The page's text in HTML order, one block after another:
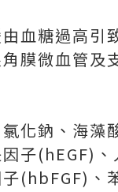
由血糖過高引
膜微血管及
氯化鈉、海藻
子(hEGF)
(hbFGF)、